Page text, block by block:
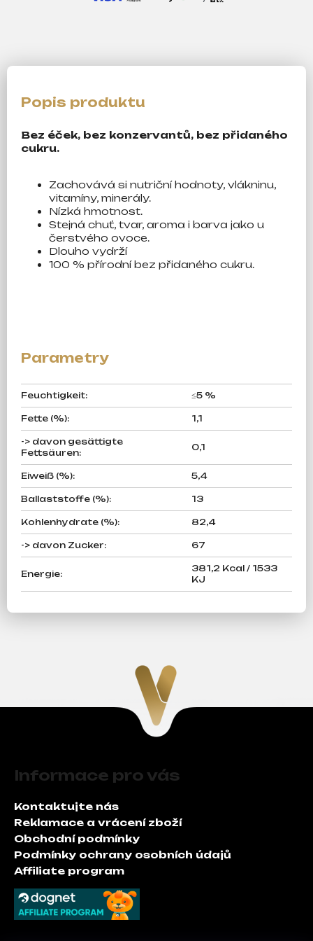
Bez éček, bez konzervantů, bez přidaného
cukru.
Zachovává si nutriční hodnoty, vlákninu,
vitamíny, minerály.
Nízká hmotnost.
Stejná chuť, tvar, aroma i barva jako u
čerstvého ovoce.
Dlouho vydrží
100 % přírodní bez přidaného cukru.
Feuchtigkeit: ≤5 %
Fette (%): 1,1
-> davon gesättigte
Fettsäuren:
0,1
Eiweiß (%): 5,4
Ballaststoffe (%): 13
Kohlenhydrate (%): 82,4
-> davon Zucker: 67
Energie:
381,2 Kcal / 1533
KJ
Informace pro vás
Kontaktujte nás
Reklamace a vrácení zboží
Obchodní podmínky
Podmínky ochrany osobních údajů
Affiliate program